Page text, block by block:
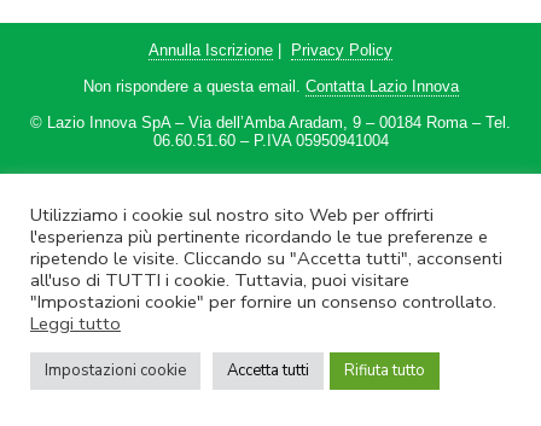
Utilizziamo i cookie sul nostro sito Web per offrirti
l'esperienza più pertinente ricordando le tue preferenze e
ripetendo le visite. Cliccando su "Accetta tutti", acconsenti
all'uso di TUTTI i cookie. Tuttavia, puoi visitare
"Impostazioni cookie" per fornire un consenso controllato.
Leggi tutto
Impostazioni cookie Accetta tutti Rifiuta tutto
Annulla Iscrizione
Privacy Policy
Non rispondere a questa email. Contatta Lazio Innova
© Lazio Innova SpA – Via dell’Amba Aradam, 9 – 00184 Roma – Tel.
06.60.51.60 – P.IVA 05950941004